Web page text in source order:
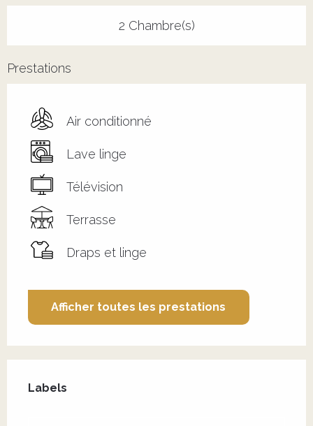
2 Chambre(s)
Prestations
Air conditionné
Lave linge
Télévision
Terrasse
Draps et linge
Afficher toutes les prestations
Labels
Labels